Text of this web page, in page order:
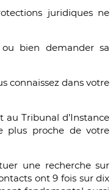
juridiques ne
bien demander sa
connaissez dans votre
au Tribunal d’Instance
plus proche de votre
une recherche sur
ont 9 fois sur dix